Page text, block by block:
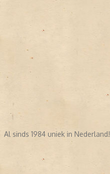
Al sinds 1984 uniek in Nederland!